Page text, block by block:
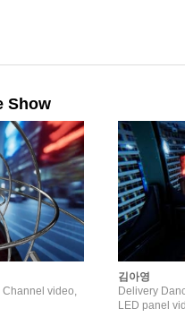
Show
Channel video,
김아영
Delivery
LED panel